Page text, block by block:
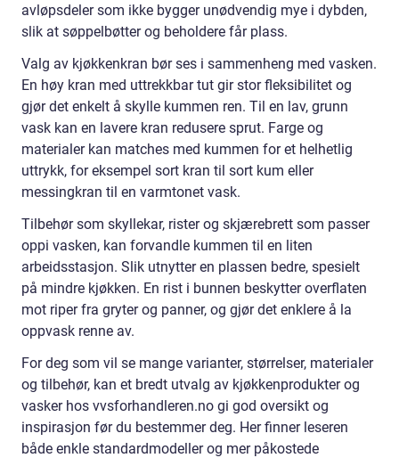
avløpsdeler som ikke bygger unødvendig mye i dybden,
slik at søppelbøtter og beholdere får plass.
Valg av kjøkkenkran bør ses i sammenheng med vasken.
En høy kran med uttrekkbar tut gir stor fleksibilitet og
gjør det enkelt å skylle kummen ren. Til en lav, grunn
vask kan en lavere kran redusere sprut. Farge og
materialer kan matches med kummen for et helhetlig
uttrykk, for eksempel sort kran til sort kum eller
messingkran til en varmtonet vask.
Tilbehør som skyllekar, rister og skjærebrett som passer
oppi vasken, kan forvandle kummen til en liten
arbeidsstasjon. Slik utnytter en plassen bedre, spesielt
på mindre kjøkken. En rist i bunnen beskytter overflaten
mot riper fra gryter og panner, og gjør det enklere å la
oppvask renne av.
For deg som vil se mange varianter, størrelser, materialer
og tilbehør, kan et bredt utvalg av kjøkkenprodukter og
vasker hos vvsforhandleren.no gi god oversikt og
inspirasjon før du bestemmer deg. Her finner leseren
både enkle standardmodeller og mer påkostede